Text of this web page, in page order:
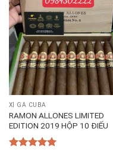
XÌ GÀ CUBA
RAMON ALLONES LIMITED
EDITION 2019 HỘP 10 ĐIẾU